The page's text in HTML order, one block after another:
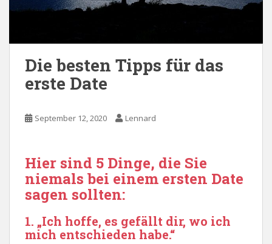
Die besten Tipps für das
erste Date
September 12, 2020 Lennard
Hier sind 5 Dinge, die Sie
niemals bei einem ersten Date
sagen sollten:
1. „Ich hoffe, es gefällt dir, wo ich
mich entschieden habe.“